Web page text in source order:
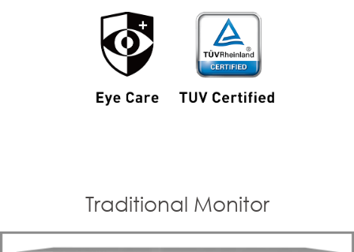
Traditional Monitor